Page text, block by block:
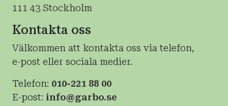
111 43 Stockholm
Kontakta oss
Välkommen att kontakta oss via telefon,
e-post eller sociala medier.
Telefon: 010-221 88 00
E-post: info@garbo.se